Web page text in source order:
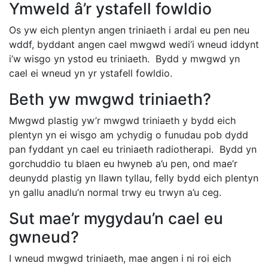
Ymweld â’r ystafell fowldio
Os yw eich plentyn angen triniaeth i ardal eu pen neu
wddf, byddant angen cael mwgwd wedi’i wneud iddynt
i’w wisgo yn ystod eu triniaeth. Bydd y mwgwd yn
cael ei wneud yn yr ystafell fowldio.
Beth yw mwgwd triniaeth?
Mwgwd plastig yw’r mwgwd triniaeth y bydd eich
plentyn yn ei wisgo am ychydig o funudau pob dydd
pan fyddant yn cael eu triniaeth radiotherapi. Bydd yn
gorchuddio tu blaen eu hwyneb a’u pen, ond mae’r
deunydd plastig yn llawn tyllau, felly bydd eich plentyn
yn gallu anadlu’n normal trwy eu trwyn a’u ceg.
Sut mae’r mygydau’n cael eu
gwneud?
I wneud mwgwd triniaeth, mae angen i ni roi eich